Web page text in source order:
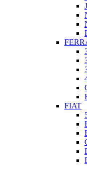
FIAT